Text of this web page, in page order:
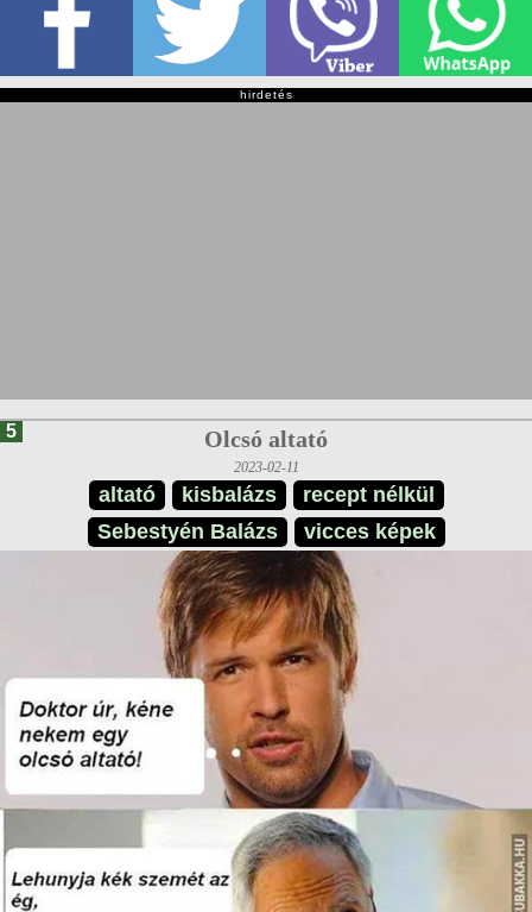
hirdetés
5 Olcsó altató
2023-02-11
altató kisbalázs
recept nélkül
Sebestyén Balázs
vicces képek